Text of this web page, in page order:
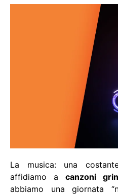
La musica: una
affidiamo a canzoni
abbiamo una giornata